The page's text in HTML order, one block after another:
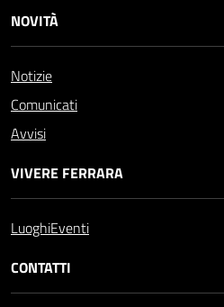
NOVITÀ
Notizie
Comunicati
Avvisi
VIVERE FERRARA
LuoghiEventi
CONTATTI